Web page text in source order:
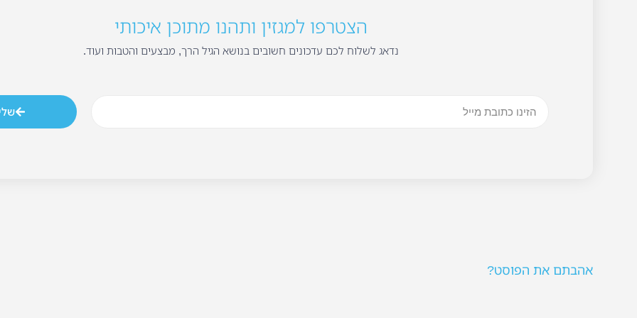
הצטרפו למגזין ותהנו מתוכן איכותי
נדאג לשלוח לכם עדכונים חשובים בנושא הגיל הרך, מבצעים והטבות ועוד.
אהבתם את הפוסט?